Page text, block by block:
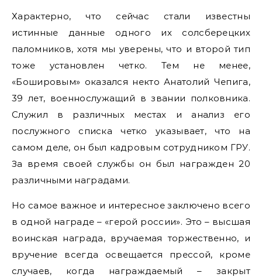
Характерно, что сейчас стали известны
истинные данные одного их солсберецких
паломников, хотя мы уверены, что и второй тип
тоже установлен четко. Тем не менее,
«Бошировым» оказался некто Анатолий Чепига,
39 лет, военнослужащий в звании полковника.
Служил в различных местах и анализ его
послужного списка четко указывает, что на
самом деле, он был кадровым сотрудником ГРУ.
За время своей службы он был награжден 20
различными наградами.
Но самое важное и интересное заключено всего
в одной награде – «герой россии». Это – высшая
воинская награда, вручаемая торжественно, и
вручение всегда освещается прессой, кроме
случаев, когда награждаемый – закрыт